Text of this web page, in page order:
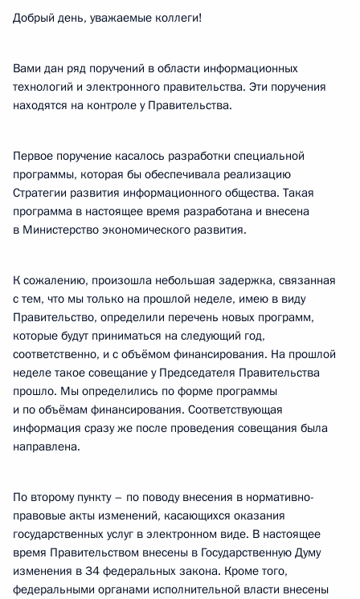
Добрый день, уважаемые коллеги!
Вами дан ряд поручений в области информационных
технологий и электронного правительства. Эти поручения
находятся на контроле у Правительства.
Первое поручение касалось разработки специальной
программы, которая бы обеспечивала реализацию
Стратегии развития информационного общества. Такая
программа в настоящее время разработана и внесена
в Министерство экономического развития.
К сожалению, произошла небольшая задержка, связанная
с тем, что мы только на прошлой неделе, имею в виду
Правительство, определили перечень новых программ,
которые будут приниматься на следующий год,
соответственно, и с объёмом финансирования. На прошлой
неделе такое совещание у Председателя Правительства
прошло. Мы определились по форме программы
и по объёмам финансирования. Соответствующая
информация сразу же после проведения совещания была
направлена.
По второму пункту – по поводу внесения в нормативно-
правовые акты изменений, касающихся оказания
государственных услуг в электронном виде. В настоящее
время Правительством внесены в Государственную Думу
изменения в 34 федеральных закона. Кроме того,
федеральными органами исполнительной власти внесены